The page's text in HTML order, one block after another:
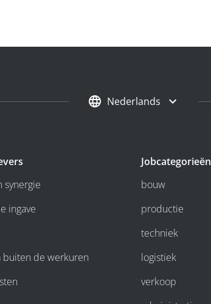
Nederlands
synergie
ingave
buiten de werkuren
Jobcategorieën
bouw
productie
techniek
logistiek
verkoop